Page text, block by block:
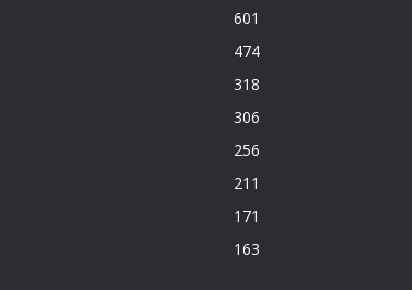
601
474
318
306
256
211
171
163